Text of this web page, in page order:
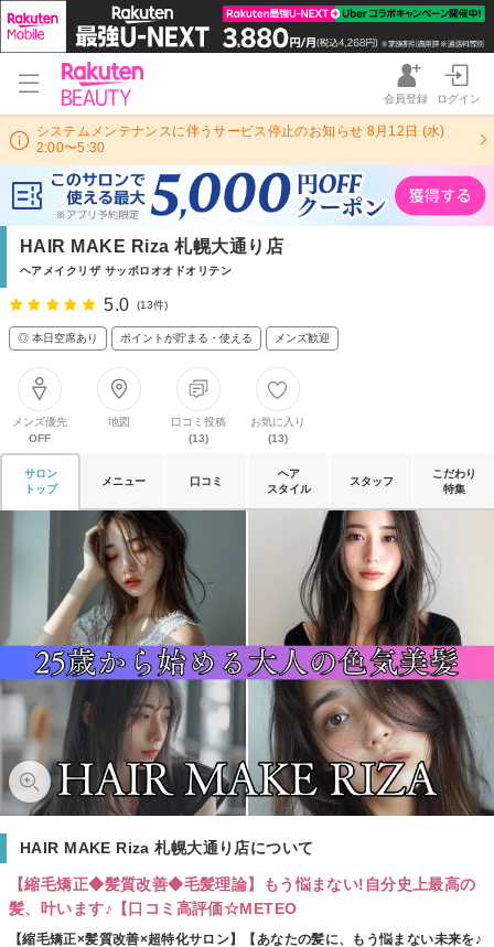
会員登録 ログイン
システムメンテナンスに伴うサービス停止のお知らせ 8月12日 (水)
2:00〜5:30
HAIR MAKE Riza 札幌大通り店
ヘアメイクリザ サッポロオオドオリテン
5.0 (13件)
◎ 本日空席あり ポイントが貯まる・使える メンズ歓迎
メンズ優先
OFF
地図
口コミ投稿
(13)
お気に入り
(13)
サロン
トップ
メニュー 口コミ
ヘア
スタイル
スタッフ
こだわり
特集
HAIR MAKE Riza 札幌大通り店について
【縮毛矯正◆髪質改善◆毛髪理論】もう悩まない!自分史上最高の
髪、叶います♪【口コミ高評価☆METEO
【縮毛矯正×髪質改善×超特化サロン】【あなたの髪に、もう悩まない未来を♪